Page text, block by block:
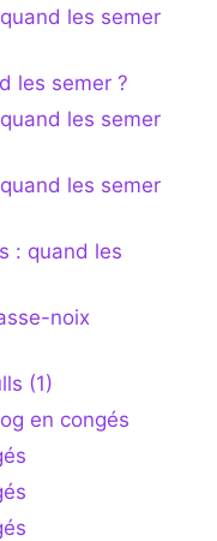
les semer
les semer ?
les semer
les semer
: quand les
noix
(1)
en congés